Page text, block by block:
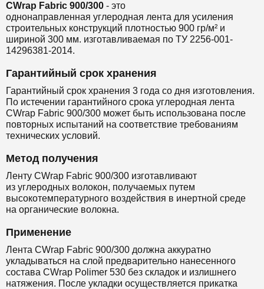
CWrap Fabric 900/300 - это
однонаправленная углеродная лента для усиления
строительных конструкций плотностью 900 гр/м² и
шириной 300 мм. изготавливаемая по ТУ 2256-001-
14296381-2014.
Гарантийный срок хранения
Гарантийный срок хранения 3 года со дня изготовления.
По истечении гарантийного срока углеродная лента
CWrap Fabric 900/300 может быть использована после
повторных испытаний на соответствие требованиям
технических условий.
Метод получения
Ленту CWrap Fabric 900/300 изготавливают
из углеродных волокон, получаемых путем
высокотемпературного воздействия в инертной среде
на органические волокна.
Применение
Лента CWrap Fabric 900/300 должна аккуратно
укладываться на слой предварительно нанесенного
состава CWrap Polimer 530 без складок и излишнего
натяжения. После укладки осуществляется прикатка